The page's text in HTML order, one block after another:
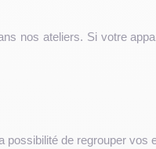
nos ateliers. Si votre
de regrouper vos